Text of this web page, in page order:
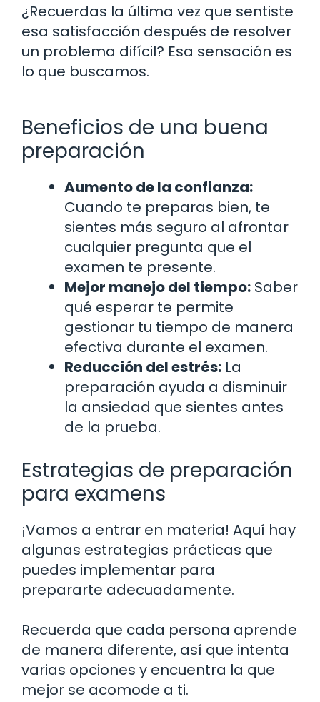
¿Recuerdas la última vez que sentiste
esa satisfacción después de resolver
un problema difícil? Esa sensación es
lo que buscamos.
Beneficios de una buena
preparación
Aumento de la confianza:
Cuando te preparas bien, te
sientes más seguro al afrontar
cualquier pregunta que el
examen te presente.
Mejor manejo del tiempo: Saber
qué esperar te permite
gestionar tu tiempo de manera
efectiva durante el examen.
Reducción del estrés: La
preparación ayuda a disminuir
la ansiedad que sientes antes
de la prueba.
Estrategias de preparación
para examens
¡Vamos a entrar en materia! Aquí hay
algunas estrategias prácticas que
puedes implementar para
prepararte adecuadamente.
Recuerda que cada persona aprende
de manera diferente, así que intenta
varias opciones y encuentra la que
mejor se acomode a ti.